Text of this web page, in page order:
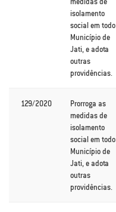
isolamento
social em todo
Município de
Jati, e adota
outras
providências.
129/2020
Prorroga as
medidas de
isolamento
social em todo
Município de
Jati, e adota
outras
providências.